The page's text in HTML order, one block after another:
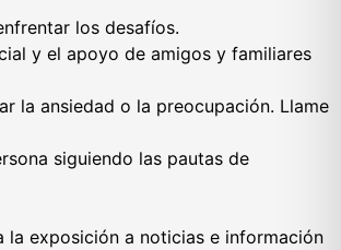
los desafíos.
y el apoyo de amigos y familiares
la ansiedad o la preocupación. Llame
siguiendo las pautas de
la exposición a noticias e información